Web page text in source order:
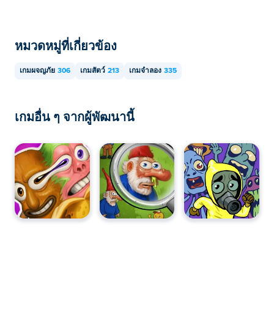
หมวดหมู่ที่เกี่ยวข้อง
เกมผจญภัย 306 เกมสัตว์ 213 เกมจำลอง 335
เกมอื่น ๆ จากผู้พัฒนานี้